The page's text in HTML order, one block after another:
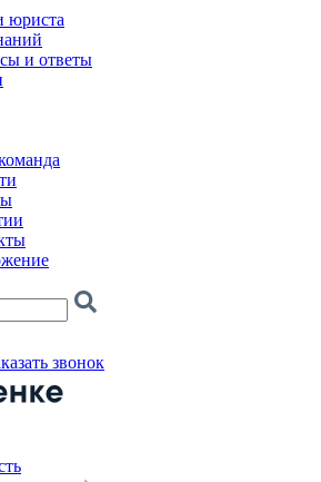
юриста
и ответы
звонок